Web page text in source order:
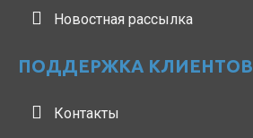
Новостная рассылка
ПОДДЕРЖКА КЛИЕНТОВ
Контакты